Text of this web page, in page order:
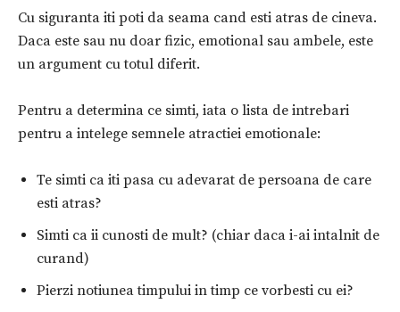
Cu siguranta iti poti da seama cand esti atras de cineva.
Daca este sau nu doar fizic, emotional sau ambele, este
un argument cu totul diferit.
Pentru a determina ce simti, iata o lista de intrebari
pentru a intelege semnele atractiei emotionale:
Te simti ca iti pasa cu adevarat de persoana de care
esti atras?
Simti ca ii cunosti de mult? (chiar daca i-ai intalnit de
curand)
Pierzi notiunea timpului in timp ce vorbesti cu ei?